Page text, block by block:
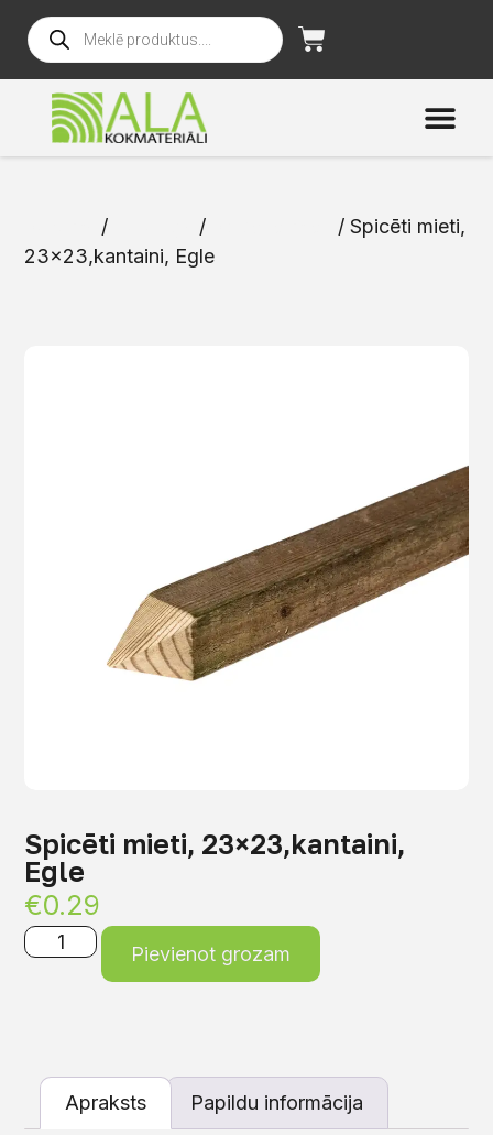
/ /
/ Spicēti mieti,
23×23,kantaini, Egle
Spicēti mieti, 23×23,kantaini,
Egle
€0.29
Pievienot grozam
Apraksts Papildu informācija